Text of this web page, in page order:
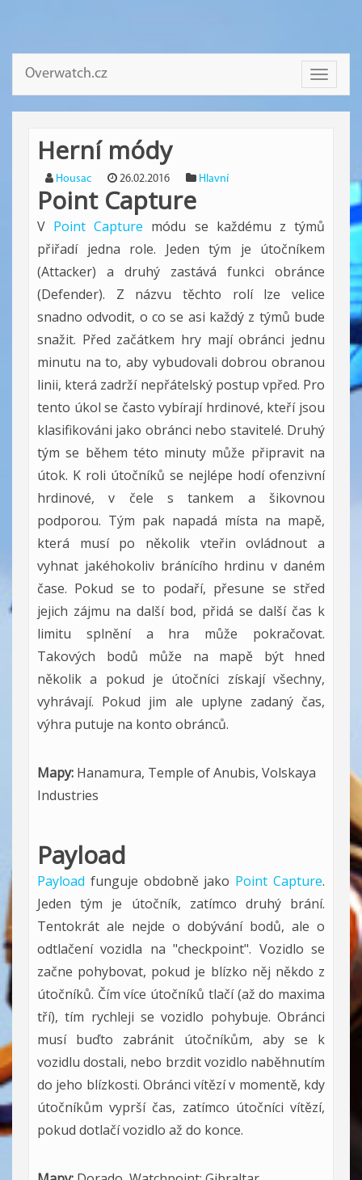
Toggle
Overwatch.cz
Herní módy
Housac 26.02.2016 Hlavní
Point Capture
V Point Capture módu se každému z týmů
přiřadí jedna role. Jeden tým je útočníkem
(Attacker) a druhý zastává funkci obránce
(Defender). Z názvu těchto rolí lze velice
snadno odvodit, o co se asi každý z týmů bude
snažit. Před začátkem hry mají obránci jednu
minutu na to, aby vybudovali dobrou obranou
linii, která zadrží nepřátelský postup vpřed. Pro
tento úkol se často vybírají hrdinové, kteří jsou
klasifikováni jako obránci nebo stavitelé. Druhý
tým se během této minuty může připravit na
útok. K roli útočníků se nejlépe hodí ofenzivní
hrdinové, v čele s tankem a šikovnou
podporou. Tým pak napadá místa na mapě,
která musí po několik vteřin ovládnout a
vyhnat jakéhokoliv bránícího hrdinu v daném
čase. Pokud se to podaří, přesune se střed
jejich zájmu na další bod, přidá se další čas k
limitu splnění a hra může pokračovat.
Takových bodů může na mapě být hned
několik a pokud je útočníci získají všechny,
vyhrávají. Pokud jim ale uplyne zadaný čas,
výhra putuje na konto obránců.
Mapy: Hanamura, Temple of Anubis, Volskaya
Industries
Payload
Payload funguje obdobně jako Point Capture.
Jeden tým je útočník, zatímco druhý brání.
Tentokrát ale nejde o dobývání bodů, ale o
odtlačení vozidla na "checkpoint". Vozidlo se
začne pohybovat, pokud je blízko něj někdo z
útočníků. Čím více útočníků tlačí (až do maxima
tří), tím rychleji se vozidlo pohybuje. Obránci
musí buďto zabránit útočníkům, aby se k
vozidlu dostali, nebo brzdit vozidlo naběhnutím
do jeho blízkosti. Obránci vítězí v momentě, kdy
útočníkům vyprší čas, zatímco útočníci vítězí,
pokud dotlačí vozidlo až do konce.